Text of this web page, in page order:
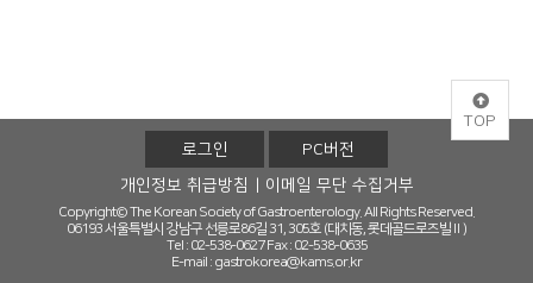
TOP
로그인
PC버전
개인정보 취급방침
이메일 무단 수집거부
Copyright© The Korean Society of Gastroenterology. All Rights Reserved.
06193 서울특별시 강남구 선릉로86길 31, 305호 (대치동, 롯데골드로즈빌Ⅱ)
Tel : 02-538-0627 Fax : 02-538-0635
E-mail : gastrokorea@kams.or.kr